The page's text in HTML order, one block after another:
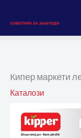
content
Кипер маркети
Каталози